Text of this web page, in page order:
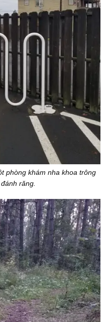
phòng khám nha khoa trông
răng.